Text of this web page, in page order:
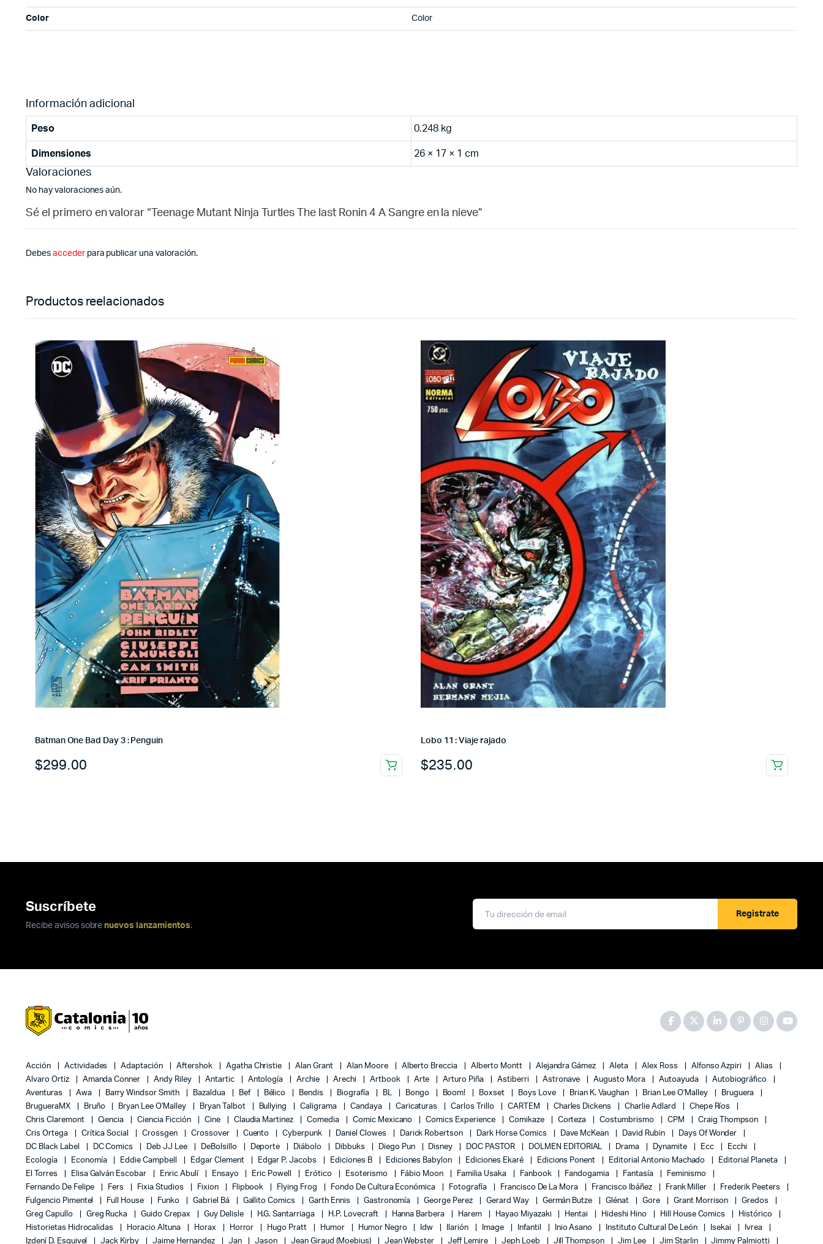
Color Color
Información adicional
Peso 0.248 kg
Dimensiones 26 × 17 × 1 cm
Valoraciones
No hay valoraciones aún.
Sé el primero en valorar “Teenage Mutant Ninja Turtles The last Ronin 4 A Sangre en la nieve”
Debes accederpara publicar una valoración.
Productos reelacionados
Batman One Bad Day 3 : Penguin
$299.00
Lobo 11 : Viaje rajado
$235.00
Suscríbete
Recibe avisos sobre nuevos lanzamientos.
Registrate
Acción Actividades Adaptación Aftershok Agatha Christie Alan Grant Alan Moore Alberto Breccia Alberto Montt Alejandra Gámez Aleta Alex Ross Alfonso Azpiri
Alias
Alvaro Ortiz
Amanda Conner Andy Riley Antartic Antología Archie Arechi Artbook Arte Arturo Piña Astiberri Astronave Augusto Mora Autoayuda
Autobiográfico
Aventuras
Awa Barry Windsor Smith Bazaldua Bef Bélico Bendis Biografía BL Bongo Boom! Boxset Boys Love Brian K. Vaughan Brian Lee O'Malley
Bruguera
BrugueraMX
Bruño Bryan Lee O'Malley Bryan Talbot Bullying Caligrama Candaya Caricaturas Carlos Trillo CARTEM Charles Dickens Charlie Adlard
Chepe Ríos
Chris Claremont
Ciencia Ciencia Ficción Cine Claudia Martinez Comedia Comic Mexicano Comics Experience Comikaze Corteza Costumbrismo CPM
Craig Thompson
Cris Ortega
Crítica Social Crossgen Crossover Cuento Cyberpunk Daniel Clowes Darick Robertson Dark Horse Comics Dave McKean David Rubin
Days Of Wonder
DC Black Label
DC Comics Deb JJ Lee DeBolsillo Deporte Diábolo Dibbuks Diego Pun Disney DOC PASTOR DOLMEN EDITORIAL Drama Dynamite Ecc
Ecchi
Ecología
Economía Eddie Campbell Edgar Clement Edgar P. Jacobs Ediciones B Ediciones Babylon Ediciones Ekaré Edicions Ponent Editorial Antonio Machado
Editorial Planeta
El Torres
Elisa Galván Escobar Enric Abulí Ensayo Eric Powell Erótico Esoterismo Fábio Moon Familia Usaka Fanbook Fandogamia Fantasía
Feminismo
Fernando De Felipe
Fers Fixia Studios Fixion Flipbook Flying Frog Fondo De Cultura Económica Fotografía Francisco De La Mora Francisco Ibáñez Frank Miller
Frederik Peeters
Fulgencio Pimentel
Full House Funko Gabriel Bá Gallito Comics Garth Ennis Gastronomía George Perez Gerard Way Germán Butze Glénat Gore Grant Morrison
Gredos
Greg Capullo
Greg Rucka Guido Crepax Guy Delisle H.G. Santarriaga H.P. Lovecraft Hanna Barbera Harem Hayao Miyazaki Hentai Hideshi Hino Hill House Comics
Histórico
Historietas Hidrocalidas
Horacio Altuna Horax Horror Hugo Pratt Humor Humor Negro Idw Ilarión Image Infantil Inio Asano Instituto Cultural De León Isekai
Ivrea
Izdení D. Esquivel
Jack Kirby Jaime Hernandez Jan Jason Jean Giraud (Moebius) Jean Webster Jeff Lemire Jeph Loeb Jill Thompson Jim Lee Jim Starlin Jimmy Palmiotti